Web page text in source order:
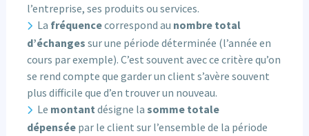
l’entreprise, ses produits ou services.
La fréquencecorrespond au nombre total
d’échanges sur une période déterminée (l’année en
cours par exemple). C’est souvent avec ce critère qu’on
se rend compte que garder un client s’avère souvent
plus difficile que d’en trouver un nouveau.
Le montant désigne lasomme totale
dépenséepar le client sur l’ensemble de la période